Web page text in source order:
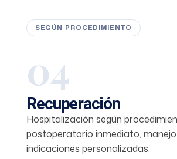
SEGÚN PROCEDIMIENTO
04
Recuperación
Hospitalización según
postoperatorio inmediato, manejo
indicaciones personalizadas.